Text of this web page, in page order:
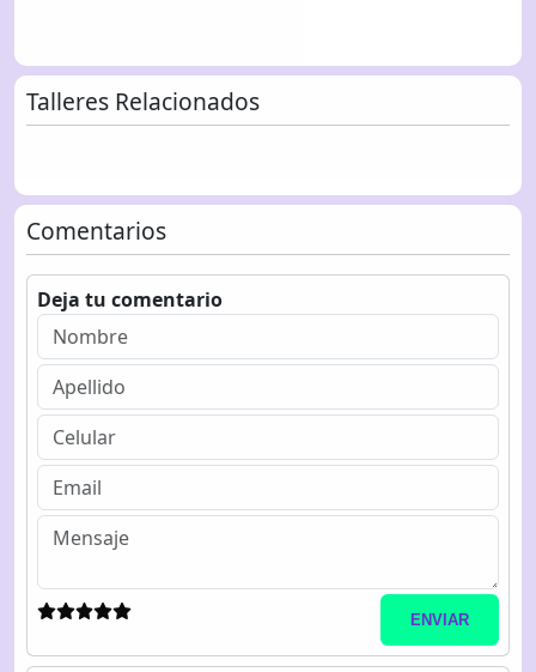
Talleres Relacionados
Comentarios
Deja tu comentario
ENVIAR